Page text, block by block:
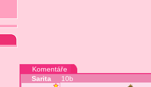
Komentáře
Sarita
10b